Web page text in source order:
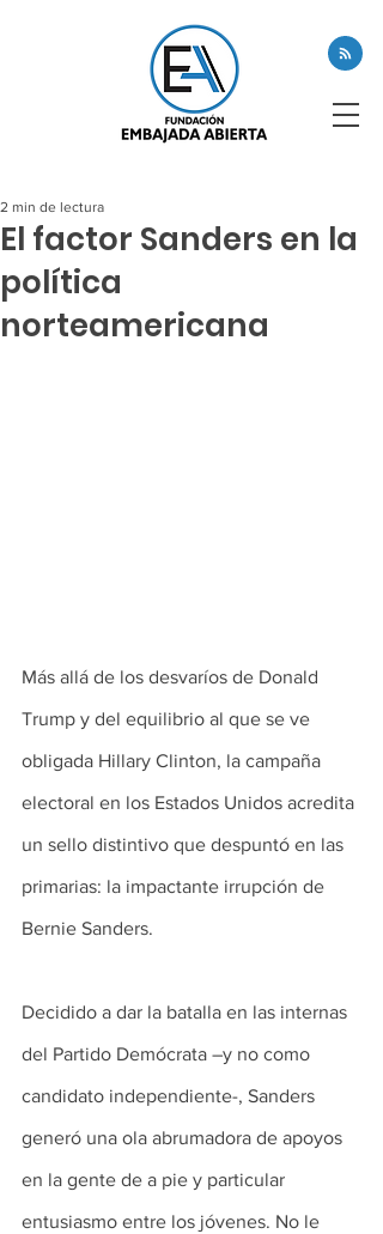
El factor Sanders en la
política
norteamericana
2 min de lectura
Más allá de los desvaríos de Donald
Trump y del equilibrio al que se ve
obligada Hillary Clinton, la campaña
electoral en los Estados Unidos acredita
un sello distintivo que despuntó en las
primarias: la impactante irrupción de
Bernie Sanders.
Decidido a dar la batalla en las internas
del Partido Demócrata –y no como
candidato independiente-, Sanders
generó una ola abrumadora de apoyos
en la gente de a pie y particular
entusiasmo entre los jóvenes. No le